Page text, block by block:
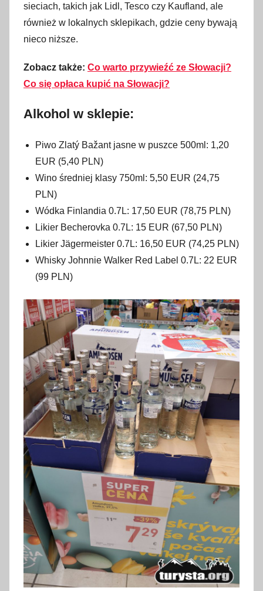
sieciach, takich jak Lidl, Tesco czy Kaufland, ale
również w lokalnych sklepikach, gdzie ceny bywają
nieco niższe.
Zobacz także: Co warto przywieźć ze Słowacji?
Co się opłaca kupić na Słowacji?
Alkohol w sklepie:
Piwo Zlatý Bažant jasne w puszce 500ml: 1,20
EUR (5,40 PLN)
Wino średniej klasy 750ml: 5,50 EUR (24,75
PLN)
Wódka Finlandia 0.7L: 17,50 EUR (78,75 PLN)
Likier Becherovka 0.7L: 15 EUR (67,50 PLN)
Likier Jägermeister 0.7L: 16,50 EUR (74,25 PLN)
Whisky Johnnie Walker Red Label 0.7L: 22 EUR
(99 PLN)